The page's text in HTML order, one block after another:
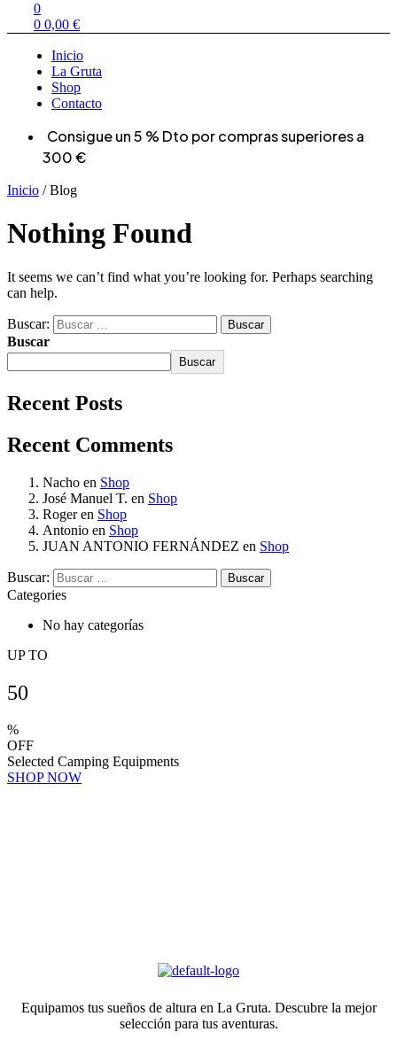
0
0 0,00 €
Inicio
La Gruta
Shop
Contacto
Consigue un 5 % Dto por compras superiores a
300 €
Inicio / Blog
Nothing Found
It seems we can’t find what you’re looking for. Perhaps searching
can help.
Buscar:
Buscar
Buscar
Recent Posts
Recent Comments
Nacho en Shop
José Manuel T. en Shop
Rogeren Shop
Antonio en Shop
JUAN ANTONIO FERNÁNDEZ en Shop
Buscar:
Categories
No hay categorías
UP TO
50
%
OFF
Selected Camping Equipments
SHOP NOW
Equipamos tus sueños de altura en La Gruta. Descubre la mejor
selección para tus aventuras.